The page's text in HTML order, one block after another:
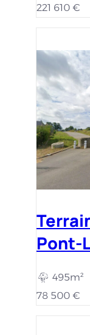
221 610 €
Pont-
495m²
78 500 €